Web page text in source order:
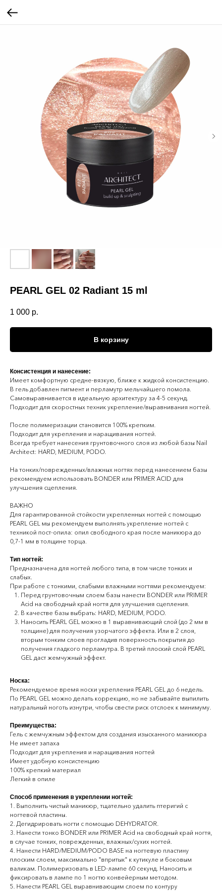
PEARL GEL 02 Radiant 15 ml
1 000 р.
В корзину
Консистенция и нанесение:
Имеет комфортную средне-вязкую, ближе к жидкой консистенцию.
В гель добавлен пигмент и перламутр мельчайшего помола.
Самовыравнивается в идеальную архитектуру за 4-5 секунд.
Подходит для скоростных техник укрепление/выравнивания ногтей.
После полимеризации становится 100% крепким.
Подходит для укрепления и наращивания ногтей.
Всегда требует нанесения грунтовочного слоя из любой базы Nail
Architect: HARD, MEDIUM, PODO.
На тонких/поврежденных/влажных ногтях перед нанесением базы
рекомендуем использовать BONDER или PRIMER ACID для
улучшения сцепления.
ВАЖНО
Для гарантированной стойкости укрепленных ногтей с помощью
PEARL GEL мы рекомендуем выполнять укрепление ногтей с
техникой пост-опила: опил свободного края после маникюра до
0,7-1 мм в толщине торца.
Тип ногтей:
Предназначена для ногтей любого типа, в том числе тонких и
слабых.
При работе с тонкими, слабыми влажными ногтями рекомендуем:
Перед грунтовочным слоем базы нанести BONDER или PRIMER
Acid на свободный край ногтя для улучшения сцепления.
В качестве базы выбрать: HARD, MEDIUM, PODO.
Наносить PEARL GEL можно в 1 выравнивающий слой (до 2 мм в
толщине) для получения узорчатого эффекта. Или в 2 слоя,
вторым тонким слоев прогладив поверхность покрытия до
получения гладкого перламутра. В третий плоский слой PEARL
GEL даст жемчужный эффект.
Носка:
Рекомендуемое время носки укрепления PEARL GEL до 6 недель.
По PEARL GEL можно делать коррекцию, но не забывайте выпилить
натуральный ноготь изнутри, чтобы свести риск отслоек к минимуму.
Преимущества:
Гель с жемчужным эффектом для создания изысканного маникюра
Не имеет запаха
Подходит для укрепления и наращивания ногтей
Имеет удобную консистенцию
100% крепкий материал
Легкий в опиле
Способ применения в укреплении ногтей:
1. Выполнить чистый маникюр, тщательно удалить птеригий с
ногтевой пластины.
2. Дегидрировать ногти с помощью DEHYDRATOR.
3. Нанести тонко BONDER или PRIMER Acid на свободный край ногтя,
в случае тонких, поврежденных, влажных/сухих ногтей.
4. Нанести HARD/MEDIUM/PODO BASE на ногтевую пластину
плоским слоем, максимально "впритык" к кутикуле и боковым
валикам. Полимеризовать в LED-лампе 60 секунд. Наносить и
фиксировать в лампе по 1 ногтю конвейерным методом.
5. Нанести PEARL GEL выравнивающим слоем по контуру